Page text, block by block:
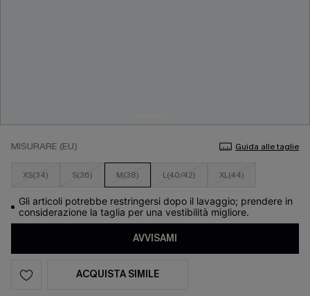
MISURARE (EU) Guida alle taglie
XS(34) S(36) M(38) L(40/42) XL(44)
Gli articoli potrebbe restringersi dopo il lavaggio; prendere in
considerazione la taglia per una vestibilità migliore.
AVVISAMI
ACQUISTA SIMILE